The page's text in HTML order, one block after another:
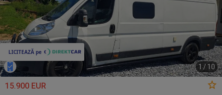
1 / 10
15.900 EUR